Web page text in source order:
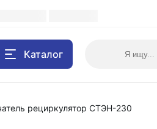
Каталог
рециркулятор СТЭН-230